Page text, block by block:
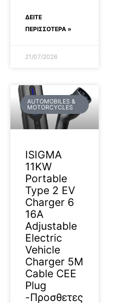
ΔΕΊΤΕ
ΠΕΡΙΣΣΟΤΕΡΑ »
21/07/2026
AUTOMOBILES &
MOTORCYCLES
ISIGMA
11KW
Portable
Type 2 EV
Charger 6
16A
Adjustable
Electric
Vehicle
Charger 5M
Cable CEE
Plug
-Προσθετες